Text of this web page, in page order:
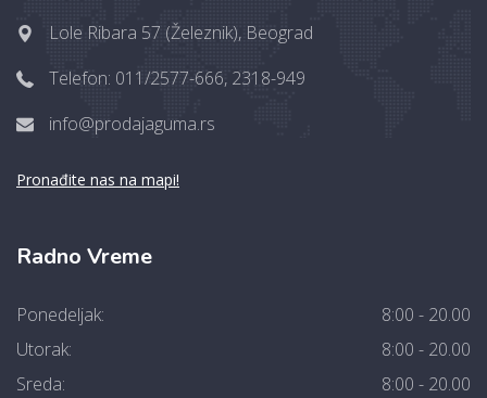
Lole Ribara 57 (Železnik), Beograd
Telefon: 011/2577-666, 2318-949
info@prodajaguma.rs
Pronađite nas na mapi!
Radno Vreme
Ponedeljak:
8:00 - 20.00
Utorak:
8:00 - 20.00
Sreda:
8:00 - 20.00